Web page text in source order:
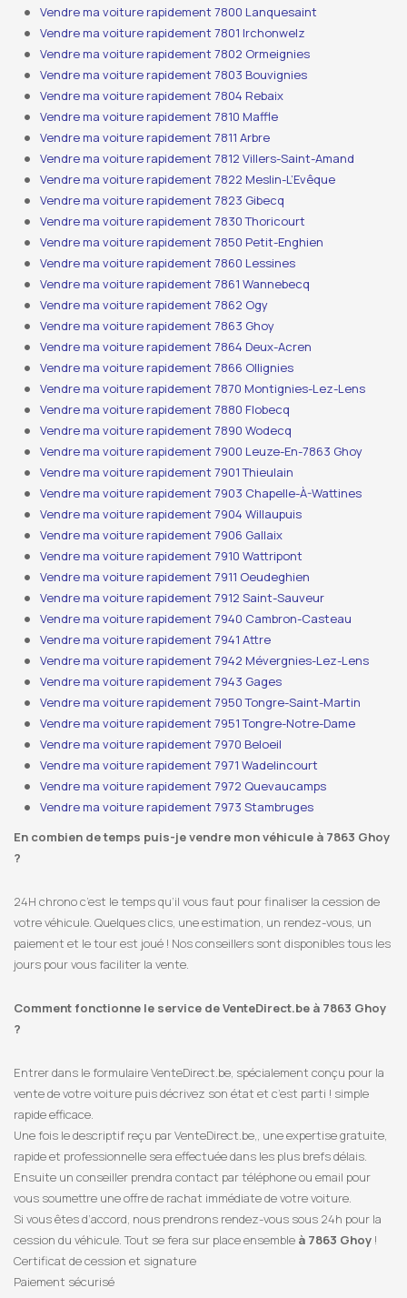
Vendre ma voiture rapidement 7800 Lanquesaint
Vendre ma voiture rapidement 7801 Irchonwelz
Vendre ma voiture rapidement 7802 Ormeignies
Vendre ma voiture rapidement 7803 Bouvignies
Vendre ma voiture rapidement 7804 Rebaix
Vendre ma voiture rapidement 7810 Maffle
Vendre ma voiture rapidement 7811 Arbre
Vendre ma voiture rapidement 7812 Villers-Saint-Amand
Vendre ma voiture rapidement 7822 Meslin-L’Evêque
Vendre ma voiture rapidement 7823 Gibecq
Vendre ma voiture rapidement 7830 Thoricourt
Vendre ma voiture rapidement 7850 Petit-Enghien
Vendre ma voiture rapidement 7860 Lessines
Vendre ma voiture rapidement 7861 Wannebecq
Vendre ma voiture rapidement 7862 Ogy
Vendre ma voiture rapidement 7863 Ghoy
Vendre ma voiture rapidement 7864 Deux-Acren
Vendre ma voiture rapidement 7866 Ollignies
Vendre ma voiture rapidement 7870 Montignies-Lez-Lens
Vendre ma voiture rapidement 7880 Flobecq
Vendre ma voiture rapidement 7890 Wodecq
Vendre ma voiture rapidement 7900 Leuze-En-7863 Ghoy
Vendre ma voiture rapidement 7901 Thieulain
Vendre ma voiture rapidement 7903 Chapelle-À-Wattines
Vendre ma voiture rapidement 7904 Willaupuis
Vendre ma voiture rapidement 7906 Gallaix
Vendre ma voiture rapidement 7910 Wattripont
Vendre ma voiture rapidement 7911 Oeudeghien
Vendre ma voiture rapidement 7912 Saint-Sauveur
Vendre ma voiture rapidement 7940 Cambron-Casteau
Vendre ma voiture rapidement 7941 Attre
Vendre ma voiture rapidement 7942 Mévergnies-Lez-Lens
Vendre ma voiture rapidement 7943 Gages
Vendre ma voiture rapidement 7950 Tongre-Saint-Martin
Vendre ma voiture rapidement 7951 Tongre-Notre-Dame
Vendre ma voiture rapidement 7970 Beloeil
Vendre ma voiture rapidement 7971 Wadelincourt
Vendre ma voiture rapidement 7972 Quevaucamps
Vendre ma voiture rapidement 7973 Stambruges
En combien de temps puis-je vendre mon véhicule à 7863 Ghoy
?
24H chrono c’est le temps qu’il vous faut pour finaliser la cession de
votre véhicule. Quelques clics, une estimation, un rendez-vous, un
paiement et le tour est joué ! Nos conseillers sont disponibles tous les
jours pour vous faciliter la vente.
Comment fonctionne le service de VenteDirect.be à 7863 Ghoy
?
Entrer dans le formulaire VenteDirect.be, spécialement conçu pour la
vente de votre voiture puis décrivez son état et c’est parti ! simple
rapide efficace.
Une fois le descriptif reçu par VenteDirect.be,, une expertise gratuite,
rapide et professionnelle sera effectuée dans les plus brefs délais.
Ensuite un conseiller prendra contact par téléphone ou email pour
vous soumettre une offre de rachat immédiate de votre voiture.
Si vous êtes d’accord, nous prendrons rendez-vous sous 24h pour la
cession du véhicule. Tout se fera sur place ensemble à 7863 Ghoy !
Certificat de cession et signature
Paiement sécurisé